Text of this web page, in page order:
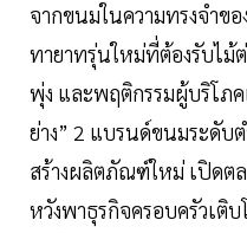
จากขนมในความทรงจำข
ทายาทรุ่นใหม่ที่ต้องรับไ
พุ่ง และพฤติกรรมผู้บริโภ
ย่าง” 2 แบรนด์ขนมระดับ
สร้างผลิตภัณฑ์ใหม่ เปิดต
หวังพาธุรกิจครอบครัวเติ